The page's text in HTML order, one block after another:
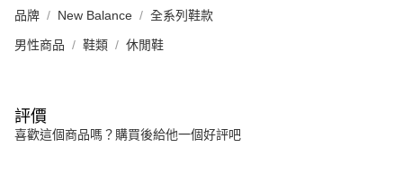
品牌 New Balance 全系列鞋款
男性商品 鞋類 休閒鞋
評價
喜歡這個商品嗎？購買後給他一個好評吧